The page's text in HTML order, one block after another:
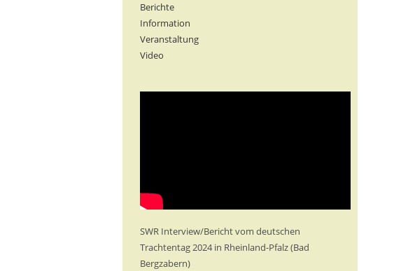
Berichte
Information
Veranstaltung
Video
SWR Interview/Bericht vom deutschen
Trachtentag 2024 in Rheinland-Pfalz (Bad
Bergzabern)